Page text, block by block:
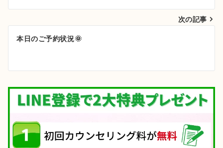
ビ
ゲ
シ
ョ
ン
次の記事
本日のご予約状況🌞